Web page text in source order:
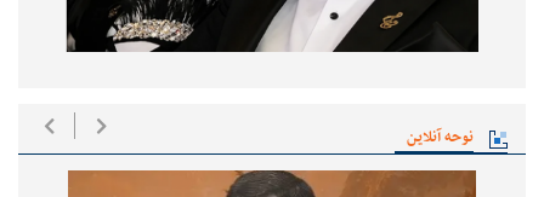
نوحه آنلاین